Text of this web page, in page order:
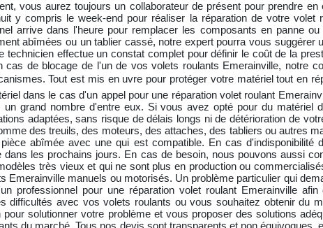
vous aurez toujours un collaborateur de présent pour prendre
y compris le week-end pour réaliser la réparation de votre volet
arrive dans l'heure pour remplacer les composants en panne
abîmées ou un tablier cassé, notre expert pourra vous suggérer
effectue un constat complet pour définir le coût de la
de blocage de l'un de vos volets roulants Emerainville, notre
Tout est mis en uvre pour protéger votre matériel tout en
dans le cas d'un appel pour une réparation volet roulant
grand nombre d'entre eux. Si vous avez opté pour du matériel
adaptées, sans risque de délais longs ni de détérioration de
des treuils, des moteurs, des attaches, des tabliers ou autres
abîmée avec une qui est compatible. En cas
les prochains jours. En cas de besoin, nous pouvons aussi
très vieux et qui ne sont plus en production ou
Emerainville manuels ou motorisés. Un problème particulier qui
professionnel pour une réparation volet roulant Emerainville
difficultés avec vos volets roulants ou vous souhaitez obtenir du
solutionner votre problème et vous proposer des solutions